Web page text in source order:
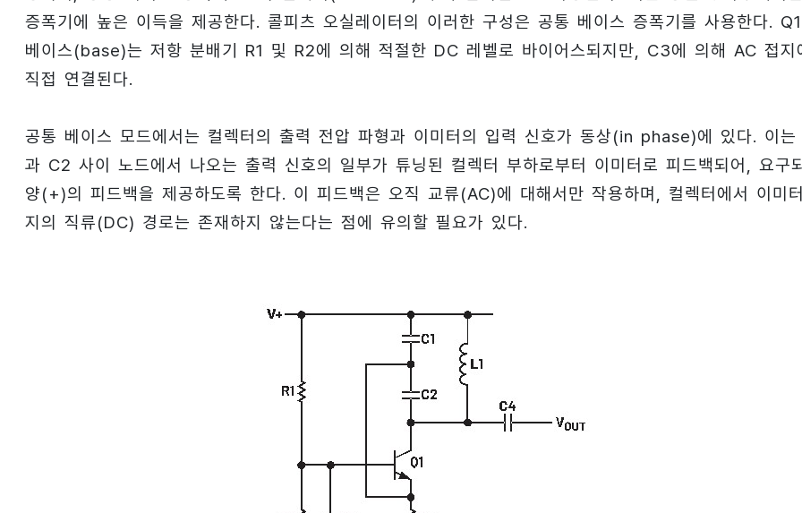
증폭기에 높은 이득을 제공한다. 콜피츠 오실레이터의 이러한 구성은 공통 베이스 증폭기를 사용한다.
베이스(base)는 저항 분배기 R1 및 R2에 의해 적절한 DC 레벨로 바이어스되지만, C3에 의해 AC 접지
직접 연결된다.
공통 베이스 모드에서는 컬렉터의 출력 전압 파형과 이미터의 입력 신호가 동상(in phase)에 있다. 이는
과 C2 사이 노드에서 나오는 출력 신호의 일부가 튜닝된 컬렉터 부하로부터 이미터로 피드백되어, 요구
양(+)의 피드백을 제공하도록 한다. 이 피드백은 오직 교류(AC)에 대해서만 작용하며, 컬렉터에서 이미
지의 직류(DC) 경로는 존재하지 않는다는 점에 유의할 필요가 있다.